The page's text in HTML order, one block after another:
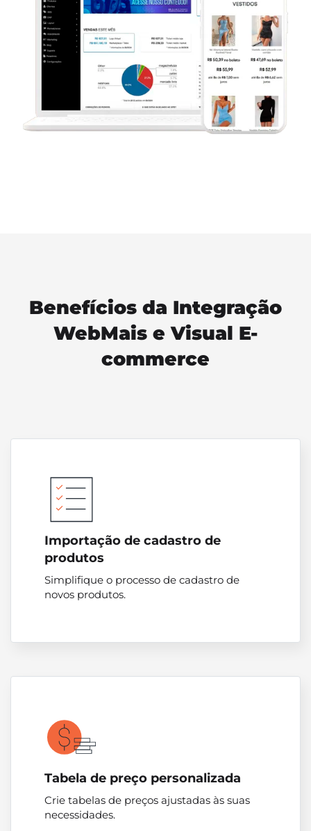
Benefícios da Integração
WebMais e Visual E-
commerce
Importação de cadastro de
produtos
Simplifique o processo de cadastro de
novos produtos.
Tabela de preço personalizada
Crie tabelas de preços ajustadas às suas
necessidades.